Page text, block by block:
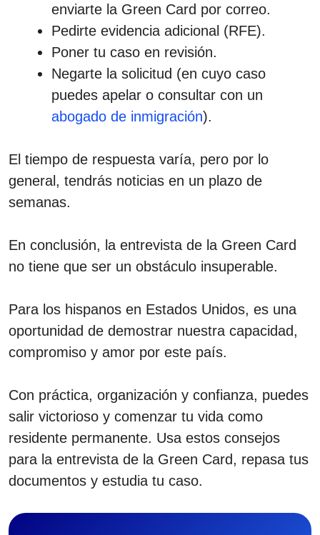
enviarte la Green Card por correo.
Pedirte evidencia adicional (RFE).
Poner tu caso en revisión.
Negarte la solicitud (en cuyo caso
puedes apelar o consultar con un
abogado de inmigración).
El tiempo de respuesta varía, pero por lo
general, tendrás noticias en un plazo de
semanas.
En conclusión, la entrevista de la Green Card
no tiene que ser un obstáculo insuperable.
Para los hispanos en Estados Unidos, es una
oportunidad de demostrar nuestra capacidad,
compromiso y amor por este país.
Con práctica, organización y confianza, puedes
salir victorioso y comenzar tu vida como
residente permanente. Usa estos consejos
para la entrevista de la Green Card, repasa tus
documentos y estudia tu caso.